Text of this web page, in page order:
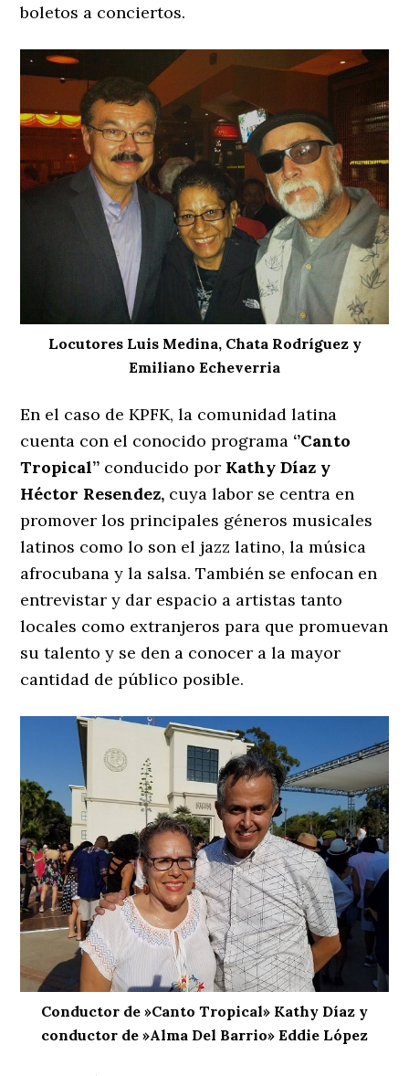
boletos a conciertos.
Locutores Luis Medina, Chata Rodríguez y
Emiliano Echeverria
En el caso de KPFK, la comunidad latina
cuenta con el conocido programa ‘’Canto
Tropical’’ conducido por Kathy Díaz y
Héctor Resendez, cuya labor se centra en
promover los principales géneros musicales
latinos como lo son el jazz latino, la música
afrocubana y la salsa. También se enfocan en
entrevistar y dar espacio a artistas tanto
locales como extranjeros para que promuevan
su talento y se den a conocer a la mayor
cantidad de público posible.
Conductor de »Canto Tropical» Kathy Díaz y
conductor de »Alma Del Barrio» Eddie López